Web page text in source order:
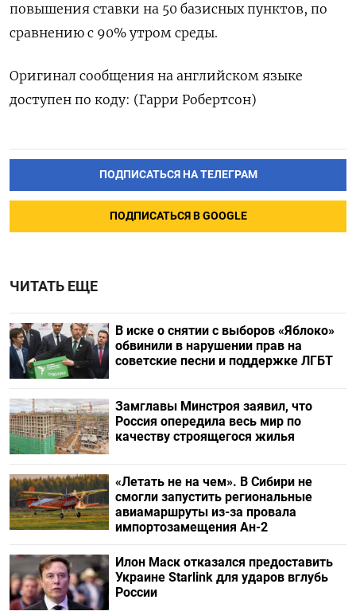
повышения ставки на 50 базисных пунктов, по
сравнению с 90% утром среды.
Оригинал сообщения на английском языке
доступен по коду: (Гарри Робертсон)
ПОДПИСАТЬСЯ НА ТЕЛЕГРАМ
ПОДПИСАТЬСЯ В GOOGLE
ЧИТАТЬ ЕЩЕ
В иске о снятии с выборов «Яблоко»
обвинили в нарушении прав на
советские песни и поддержке ЛГБТ
Замглавы Минстроя заявил, что
Россия опередила весь мир по
качеству строящегося жилья
«Летать не на чем». В Сибири не
смогли запустить региональные
авиамаршруты из-за провала
импортозамещения Ан-2
Илон Маск отказался предоставить
Украине Starlink для ударов вглубь
России